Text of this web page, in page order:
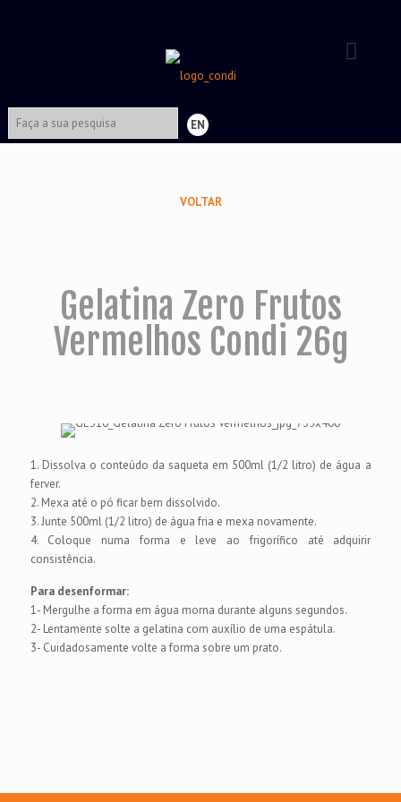
EN
VOLTAR
Gelatina Zero Frutos
Vermelhos Condi 26g
1. Dissolva o conteúdo da saqueta em 500ml (1/2 litro) de água a
ferver.
2. Mexa até o pó ficar bem dissolvido.
3. Junte 500ml (1/2 litro) de água fria e mexa novamente.
4. Coloque numa forma e leve ao frigorífico até adquirir
consistência.
Para desenformar:
1- Mergulhe a forma em água morna durante alguns segundos.
2- Lentamente solte a gelatina com auxílio de uma espátula.
3- Cuidadosamente volte a forma sobre um prato.